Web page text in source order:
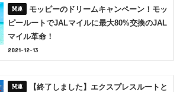
モッピーのドリームキャンペーン！モッ
ピールートでJALマイルに最大80%交換のJAL
マイル革命！
2021-12-13
【終了しました】エクスプレスルートと